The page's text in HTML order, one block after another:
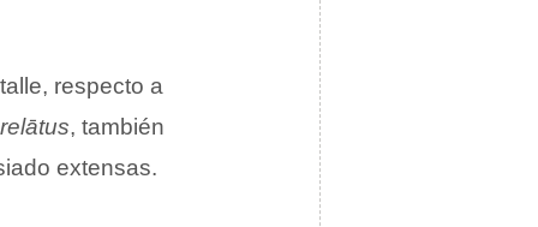
respecto a
relātus, también
extensas.